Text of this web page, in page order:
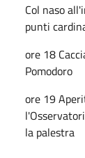
Col naso
punti
ore 18
Pomodoro
ore 19
la palestra